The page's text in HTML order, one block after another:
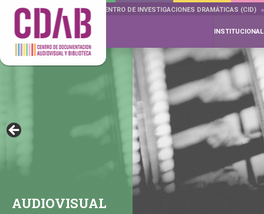
DOCUMENTA DRAMÁTICAS CENTRO DE INVESTIGACIONES DRAMÁTICAS (CID)
INSTITUCIONAL
AUDIOVISUAL